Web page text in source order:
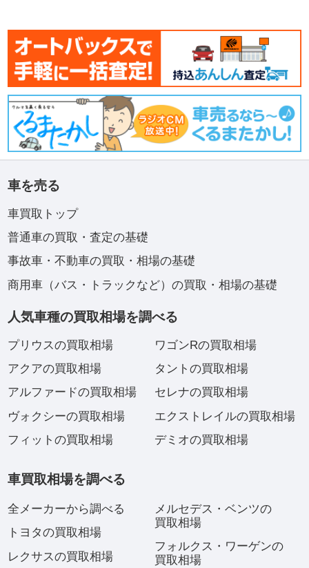
車を売る
車買取トップ
普通車の買取・査定の基礎
事故車・不動車の買取・相場の基礎
商用車（バス・トラックなど）の買取・相場の基礎
人気車種の買取相場を調べる
プリウスの買取相場
アクアの買取相場
アルファードの買取相場
ヴォクシーの買取相場
フィットの買取相場
ワゴンRの買取相場
タントの買取相場
セレナの買取相場
エクストレイルの買取相場
デミオの買取相場
車買取相場を調べる
全メーカーから調べる
トヨタの買取相場
レクサスの買取相場
メルセデス・ベンツの
買取相場
フォルクス・ワーゲンの
買取相場